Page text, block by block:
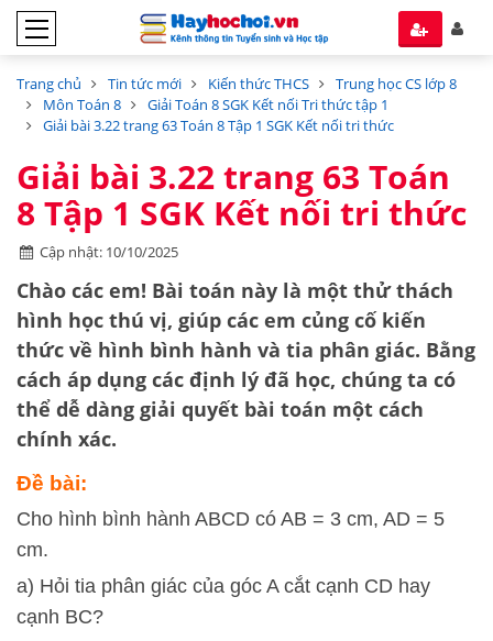
Trang chủ Tin tức mới Kiến thức THCS
Trung học CS lớp 8
Môn Toán 8
Giải Toán 8 SGK Kết nối Tri thức tập 1
Giải bài 3.22 trang 63 Toán 8 Tập 1 SGK Kết nối tri thức
Giải bài 3.22 trang 63 Toán
8 Tập 1 SGK Kết nối tri thức
Cập nhật: 10/10/2025
Chào các em! Bài toán này là một thử thách
hình học thú vị, giúp các em củng cố kiến
thức về hình bình hành và tia phân giác. Bằng
cách áp dụng các định lý đã học, chúng ta có
thể dễ dàng giải quyết bài toán một cách
chính xác.
Đề bài:
Cho hình bình hành ABCD có AB = 3 cm, AD = 5
cm.
a) Hỏi tia phân giác của góc A cắt cạnh CD hay
cạnh BC?